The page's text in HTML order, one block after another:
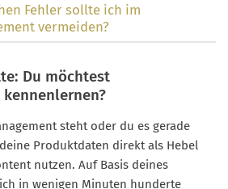
Fehler sollte ich im
vermeiden?
Du möchtest
steht oder du es gerade
Produktdaten direkt als Hebel
nutzen. Auf Basis deines
in wenigen Minuten hunderte